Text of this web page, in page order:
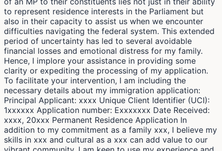
to represent residence interests in the Parliament but
also in their capacity to assist us when we encounter
difficulties navigating the federal system. This extended
period of uncertainty has led to several avoidable
financial losses and emotional distress for my family.
Hence, I implore your assistance in providing some
clarity or expediting the processing of my application.
To facilitate your intervention, I am including the
necessary details about my immigration application:
Principal Applicant: xxxx Unique Client Identifier (UCI):
1xxxxxx Application number: Exxxxxxx Date Received:
xxxx, 20xxx Permanent Residence Application In
addition to my commitment as a family xxx, I believe my
skills in xxx and cultural as a xxx can add value to our